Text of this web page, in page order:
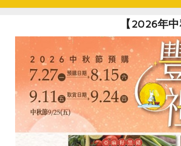
鑫溶實業股份有限公司
馬舌鰈(扁鱈)-有肚洞-660g
陳瓊珠
澎湖鮸魚魚
珠)-200g
【2026年